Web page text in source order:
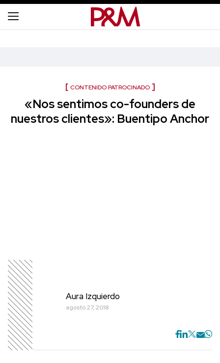
CONTENIDO PATROCINADO
«Nos sentimos co-founders de
nuestros clientes»: Buentipo Anchor
Aura Izquierdo
agosto 27, 2018